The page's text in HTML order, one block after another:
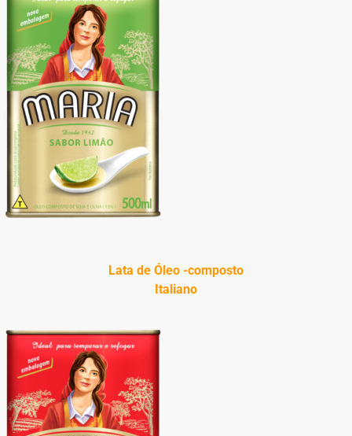
Lata de Óleo -composto
Italiano